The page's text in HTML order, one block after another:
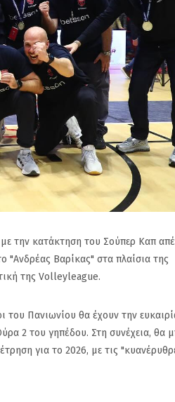
την κατάκτηση του Σούπερ Καπ
"Ανδρέας Βαρίκας" στα πλαίσια της
της Volleyleague.
του Πανιωνίου θα έχουν την
2 του γηπέδου. Στη συνέχεια, θα
για το 2026, με τις